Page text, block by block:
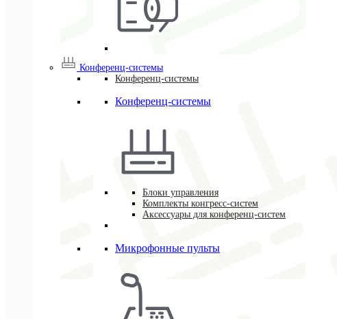
Конференц-системы
Конференц-системы
Конференц-системы
Блоки управления
Комплекты конгресс-систем
Аксессуары для конференц-систем
Микрофонные пульты